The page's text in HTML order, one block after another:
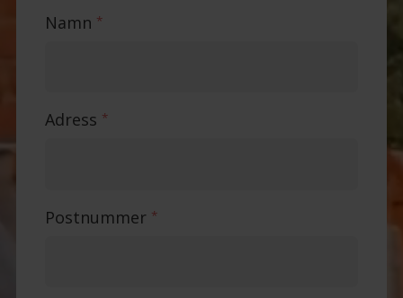
Namn *
Adress *
Postnummer *